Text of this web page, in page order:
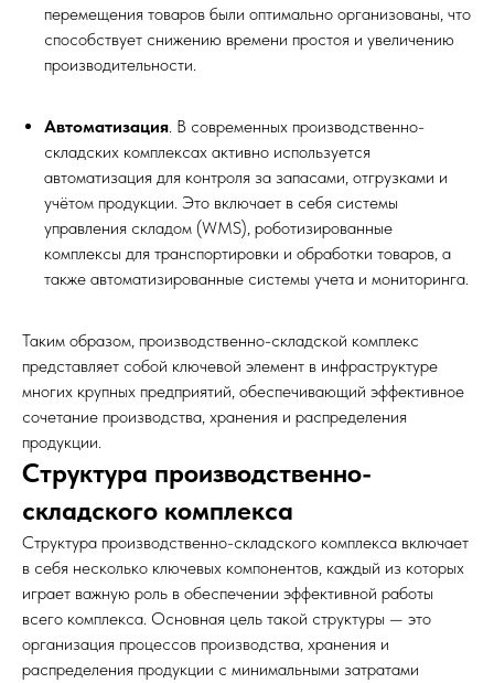
перемещения товаров были оптимально организованы, что
способствует снижению времени простоя и увеличению
производительности.
Автоматизация. В современных производственно-
складских комплексах активно используется
автоматизация для контроля за запасами, отгрузками и
учётом продукции. Это включает в себя системы
управления складом (WMS), роботизированные
комплексы для транспортировки и обработки товаров, а
также автоматизированные системы учета и мониторинга.
Таким образом, производственно-складской комплекс
представляет собой ключевой элемент в инфраструктуре
многих крупных предприятий, обеспечивающий эффективное
сочетание производства, хранения и распределения
продукции.
Структура производственно-
складского комплекса
Структура производственно-складского комплекса включает
в себя несколько ключевых компонентов, каждый из которых
играет важную роль в обеспечении эффективной работы
всего комплекса. Основная цель такой структуры — это
организация процессов производства, хранения и
распределения продукции с минимальными затратами